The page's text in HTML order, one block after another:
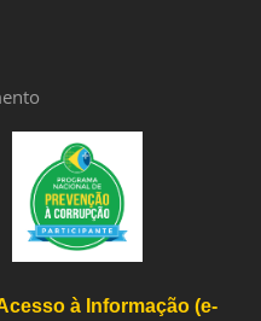
à Informação (e-